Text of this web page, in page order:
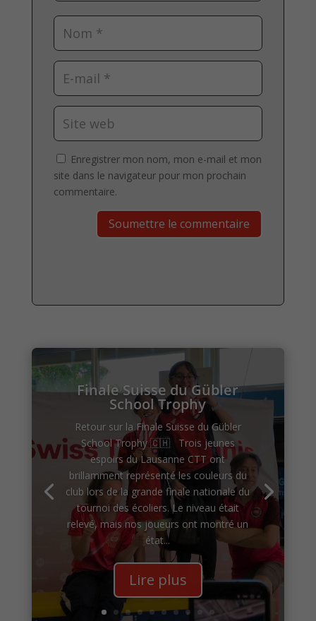
Enregistrer mon nom, mon e-mail et mon
site dans le navigateur pour mon prochain
commentaire.
Soumettre le commentaire
Finale Suisse du Gübler
School Trophy
Retour sur la Finale Suisse du Gübler
School Trophy 🇨🇭 Trois jeunes
espoirs du Lausanne CTT ont
brillamment représenté les couleurs du
club lors de la grande finale nationale du
tournoi des écoliers. Le niveau était
relevé, mais nos joueurs ont montré un
état...
Lire plus